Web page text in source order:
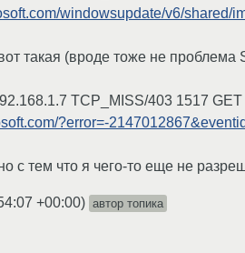
windowsupdate/v6/shared/
такая (вроде тоже не проблема
TCP_MISS/403 1517 GET
?error=-
с тем что я чего-то еще не
+00:00) автор топика